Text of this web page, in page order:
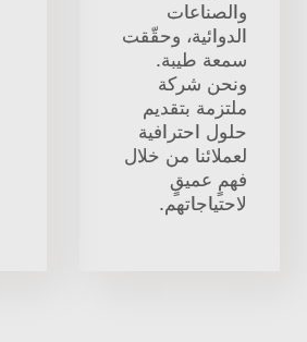
والصناعات
الدوائية، وحقّقت
سمعة طيبة.
ونحن شركة
ملتزمة بتقديم
حلول احترافية
لعملائنا من خلال
فهمٍ عميقٍ
لاحتياجاتهم.